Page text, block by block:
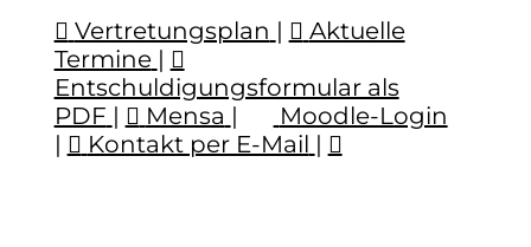
Vertretungsplan |
Aktuelle
Termine |
Entschuldigungsformular als
PDF | Mensa |
Moodle-Login
|
Kontakt per E-Mail |